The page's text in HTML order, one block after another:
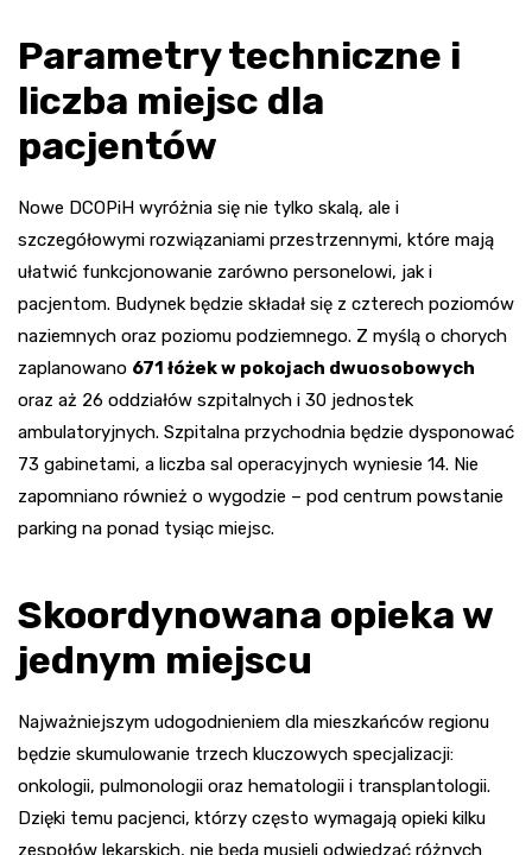
Parametry techniczne i
liczba miejsc dla
pacjentów
Nowe DCOPiH wyróżnia się nie tylko skalą, ale i
szczegółowymi rozwiązaniami przestrzennymi, które mają
ułatwić funkcjonowanie zarówno personelowi, jak i
pacjentom. Budynek będzie składał się z czterech poziomów
naziemnych oraz poziomu podziemnego. Z myślą o chorych
zaplanowano 671 łóżek w pokojach dwuosobowych
oraz aż 26 oddziałów szpitalnych i 30 jednostek
ambulatoryjnych. Szpitalna przychodnia będzie dysponować
73 gabinetami, a liczba sal operacyjnych wyniesie 14. Nie
zapomniano również o wygodzie – pod centrum powstanie
parking na ponad tysiąc miejsc.
Skoordynowana opieka w
jednym miejscu
Najważniejszym udogodnieniem dla mieszkańców regionu
będzie skumulowanie trzech kluczowych specjalizacji:
onkologii, pulmonologii oraz hematologii i transplantologii.
Dzięki temu pacjenci, którzy często wymagają opieki kilku
zespołów lekarskich, nie będą musieli odwiedzać różnych